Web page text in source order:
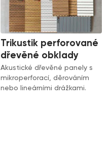
Trikustik perforované
dřevěné obklady
Akustické dřevěné panely s
mikroperforací, děrováním
nebo lineárními drážkami.